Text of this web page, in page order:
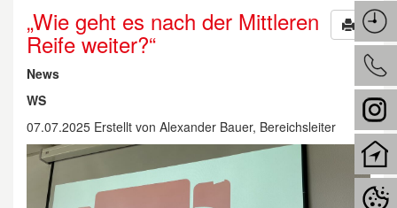
„Wie geht es nach der Mittleren
Reife weiter?“
News
WS
07.07.2025 Erstellt von Alexander Bauer, Bereichsleiter